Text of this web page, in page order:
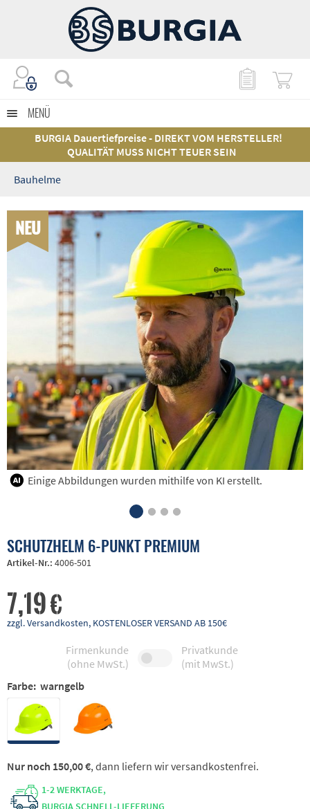
MENÜ
BURGIA Dauertiefpreise - DIREKT VOM HERSTELLER!
QUALITÄT MUSS NICHT TEUER SEIN
Bauhelme
NEU
Einige Abbildungen wurden mithilfe von KI erstellt.
SCHUTZHELM 6-PUNKT PREMIUM
Artikel-Nr.: 4006-501
7,19 €
zzgl. Versandkosten, KOSTENLOSER VERSAND AB 150€
Firmenkunde
(ohne MwSt.)
Privatkunde
(mit MwSt.)
Farbe: warngelb
1-2 WERKTAGE,
BURGIA SCHNELL-LIEFERUNG
Nur noch 150,00 €, dann liefern wir versandkostenfrei.